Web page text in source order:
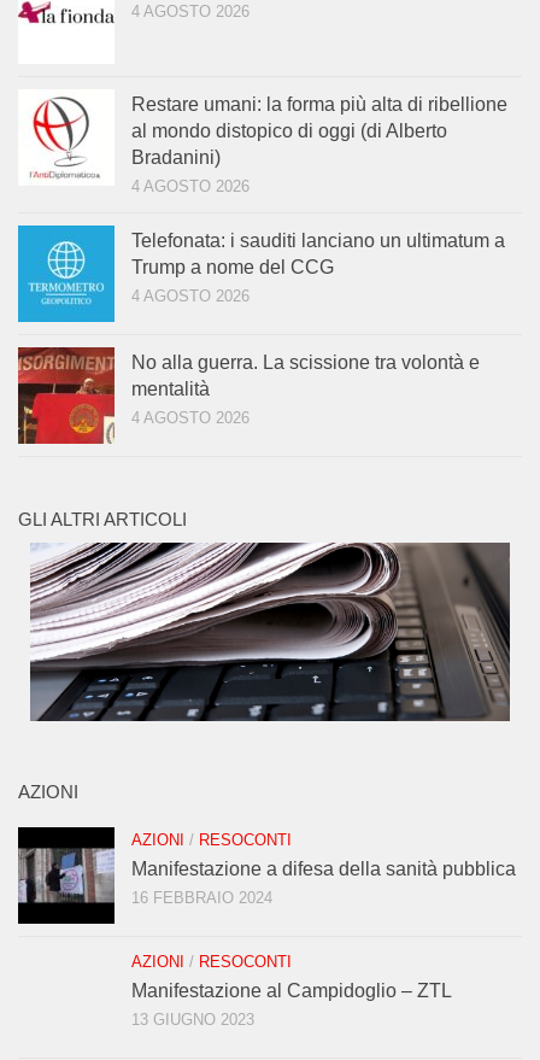
4 AGOSTO 2026
Restare umani: la forma più alta di ribellione
al mondo distopico di oggi (di Alberto
Bradanini)
4 AGOSTO 2026
Telefonata: i sauditi lanciano un ultimatum a
Trump a nome del CCG
4 AGOSTO 2026
No alla guerra. La scissione tra volontà e
mentalità
4 AGOSTO 2026
GLI ALTRI ARTICOLI
AZIONI
AZIONI / RESOCONTI
Manifestazione a difesa della sanità pubblica
16 FEBBRAIO 2024
AZIONI / RESOCONTI
Manifestazione al Campidoglio – ZTL
13 GIUGNO 2023